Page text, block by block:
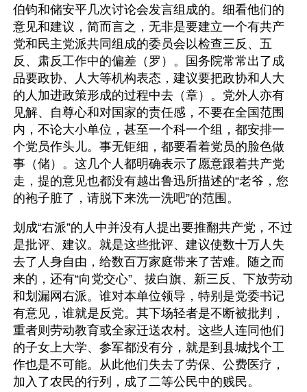
伯钧和储安平几次讨论会发言组成的。细看他们的
意见和建议，简而言之，无非是要建立一个有共产
党和民主党派共同组成的委员会以检查三反、五
反、肃反工作中的偏差（罗）。国务院常常出了成
品要政协、人大等机构表态，建议要把政协和人大
的人加进政策形成的过程中去（章）。党外人亦有
见解、自尊心和对国家的责任感，不要在全国范围
内，不论大小单位，甚至一个科一个组，都安排一
个党员作头儿。事无钜细，都要看着党员的脸色做
事（储）。这几个人都明确表示了愿意跟着共产党
走，提的意见也都没有越出鲁迅所描述的“老爷，您
的袍子脏了，请脱下来洗一洗吧”的范围。
划成“右派”的人中并没有人提出要推翻共产党，不过
是批评、建议。就是这些批评、建议使数十万人失
去了人身自由，给数百万家庭带来了苦难。随之而
来的，还有“向党交心”、拔白旗、新三反、下放劳动
和划漏网右派。谁对本单位领导，特别是党委书记
有意见，谁就是反党。其下场轻者是不断被批判，
重者则劳动教育或全家迁送农村。这些人连同他们
的子女上大学、参军都没有分，就是到县城找个工
作也是不可能。从此他们失去了劳保、公费医疗，
加入了农民的行列，成了二等公民中的贱民。